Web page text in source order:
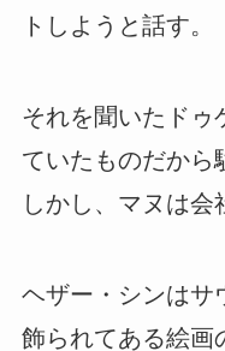
トしようと話す。
それを聞いたドゥ
ていたものだから
しかし、マヌは会
ヘザー・シンはサ
飾られてある絵画